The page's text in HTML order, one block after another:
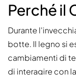
Perché il
Durante
botte. Il legno si
cambiamenti di
di interagire con